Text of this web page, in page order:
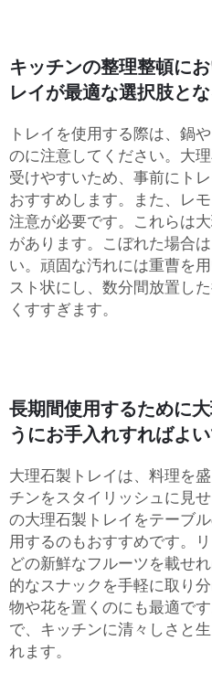
キッチンの整理整頓に
レイが最適な選択肢と
トレイを使用する際は、鍋
のに注意してください。大
受けやすいため、事前にト
おすすめします。また、レ
注意が必要です。これらは
があります。こぼれた場合
い。頑固な汚れには重曹を
スト状にし、数分間放置し
くすすぎます。
長期間使用するために
うにお手入れすればよ
大理石製トレイは、料理を
チンをスタイリッシュに見
の大理石製トレイをテーブ
用するのもおすすめです。
どの新鮮なフルーツを載せ
的なスナックを手軽に取り
物や花を置くのにも最適で
で、キッチンに清々しさと
れます。